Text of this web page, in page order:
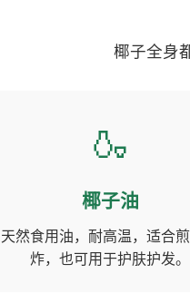
椰子全身
🍶
椰子油
天然食用油，耐高温，适合
炸，也可用于护肤护发。